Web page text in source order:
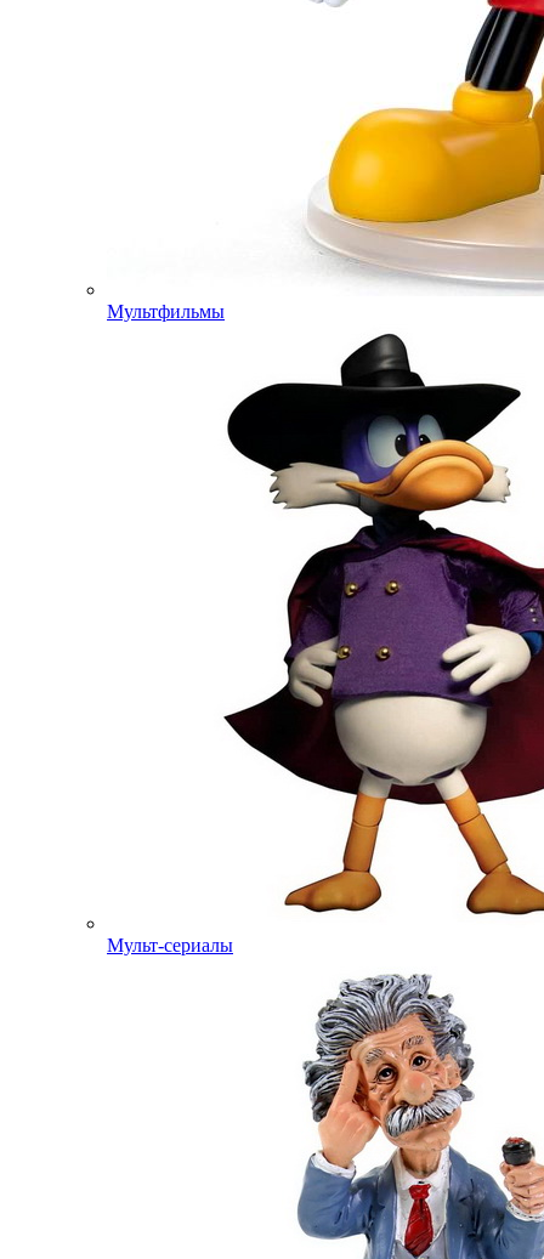
Мультфильмы
Мульт-сериалы